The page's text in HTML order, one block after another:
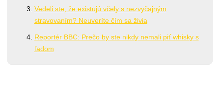
Vedeli ste, že existujú včely s nezvyčajným
stravovaním? Neuveríte čím sa živia
Reportér BBC: Prečo by ste nikdy nemali piť whisky s
ľadom